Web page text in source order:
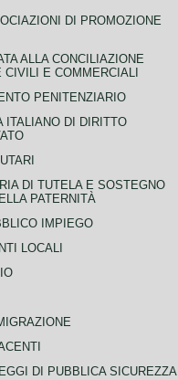
DI PROMOZIONE
ALLA CONCILIAZIONE
CIVILI E COMMERCIALI
PENITENZIARIO
ITALIANO DI DIRITTO
DI TUTELA E SOSTEGNO
PATERNITÀ
IMPIEGO
LOCALI
DI PUBBLICA SICUREZZA